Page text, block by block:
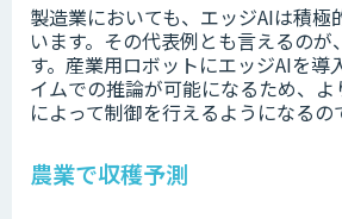
製造業においても、エッジAIは積極
います。その代表例とも言えるの
す。産業用ロボットにエッジAIを導
イムでの推論が可能になるため、
によって制御を行えるようになるの
農業で収穫予測